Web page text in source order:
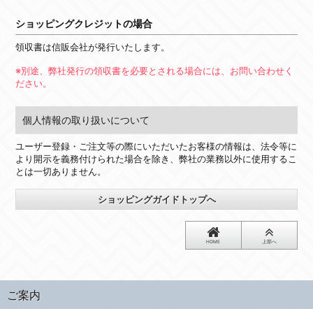
ショッピングクレジットの場合
領収書は信販会社が発行いたします。
※別途、弊社発行の領収書を必要とされる場合には、お問い合わせく
ださい。
個人情報の取り扱いについて
ユーザー登録・ご注文等の際にいただいたお客様の情報は、法令等に
より開示を義務付けられた場合を除き、弊社の業務以外に使用するこ
とは一切ありません。
ショッピングガイドトップへ
HOME 上部へ
ご案内